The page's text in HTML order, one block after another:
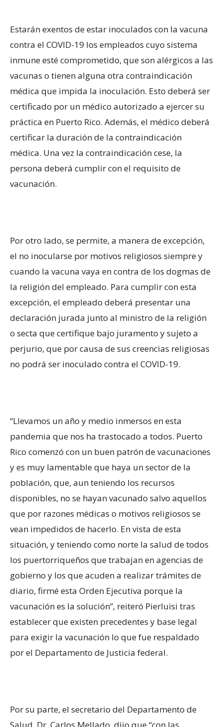
Estarán exentos de estar inoculados con la vacuna
contra el COVID-19 los empleados cuyo sistema
inmune esté comprometido, que son alérgicos a las
vacunas o tienen alguna otra contraindicación
médica que impida la inoculación. Esto deberá ser
certificado por un médico autorizado a ejercer su
práctica en Puerto Rico. Además, el médico deberá
certificar la duración de la contraindicación
médica. Una vez la contraindicación cese, la
persona deberá cumplir con el requisito de
vacunación.
Por otro lado, se permite, a manera de excepción,
el no inocularse por motivos religiosos siempre y
cuando la vacuna vaya en contra de los dogmas de
la religión del empleado. Para cumplir con esta
excepción, el empleado deberá presentar una
declaración jurada junto al ministro de la religión
o secta que certifique bajo juramento y sujeto a
perjurio, que por causa de sus creencias religiosas
no podrá ser inoculado contra el COVID-19.
“Llevamos un año y medio inmersos en esta
pandemia que nos ha trastocado a todos. Puerto
Rico comenzó con un buen patrón de vacunaciones
y es muy lamentable que haya un sector de la
población, que, aun teniendo los recursos
disponibles, no se hayan vacunado salvo aquellos
que por razones médicas o motivos religiosos se
vean impedidos de hacerlo. En vista de esta
situación, y teniendo como norte la salud de todos
los puertorriqueños que trabajan en agencias de
gobierno y los que acuden a realizar trámites de
diario, firmé esta Orden Ejecutiva porque la
vacunación es la solución”, reiteró Pierluisi tras
establecer que existen precedentes y base legal
para exigir la vacunación lo que fue respaldado
por el Departamento de Justicia federal.
Por su parte, el secretario del Departamento de